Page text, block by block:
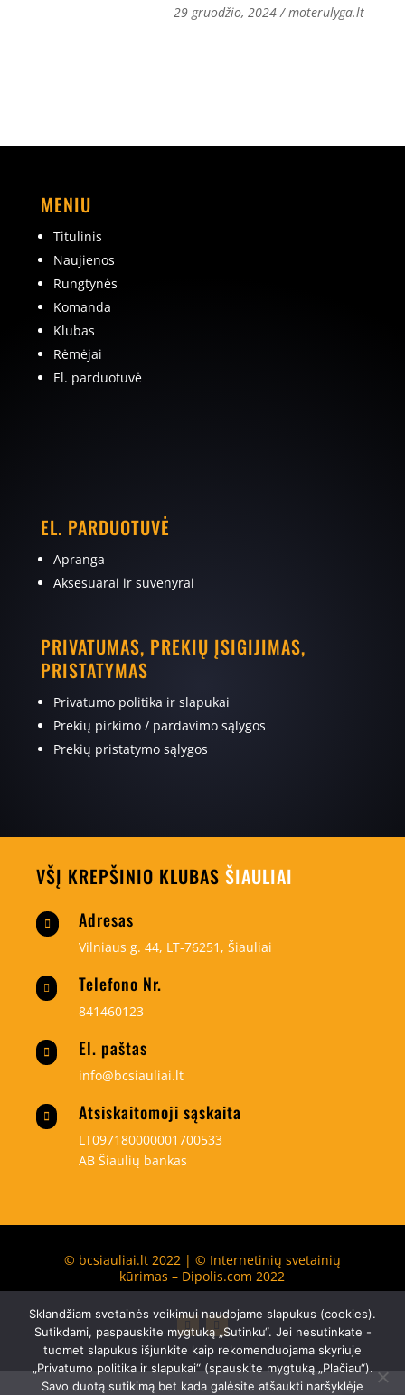
29 gruodžio, 2024 / moterulyga.lt
MENIU
Titulinis
Naujienos
Rungtynės
Komanda
Klubas
Rėmėjai
El. parduotuvė
EL. PARDUOTUVĖ
Apranga
Aksesuarai ir suvenyrai
PRIVATUMAS, PREKIŲ ĮSIGIJIMAS,
PRISTATYMAS
Privatumo politika ir slapukai
Prekių pirkimo / pardavimo sąlygos
Prekių pristatymo sąlygos
VŠĮ KREPŠINIO KLUBAS ŠIAULIAI
 Adresas
Vilniaus g. 44, LT-76251, Šiauliai
 Telefono Nr.
841460123
 El. paštas
info@bcsiauliai.lt
 Atsiskaitomoji sąskaita
LT097180000001700533
AB Šiaulių bankas
© bcsiauliai.lt 2022 | © Internetinių svetainių
kūrimas – Dipolis.com 2022
Sklandžiam svetainės veikimui naudojame slapukus (cookies).
Sutikdami, paspauskite mygtuką „Sutinku“. Jei nesutinkate -
tuomet slapukus išjunkite kaip rekomenduojama skyriuje
„Privatumo politika ir slapukai“ (spauskite mygtuką „Plačiau“).
Savo duotą sutikimą bet kada galėsite atšaukti naršyklėje